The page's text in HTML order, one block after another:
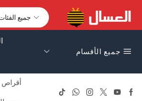
جميع الأقسام